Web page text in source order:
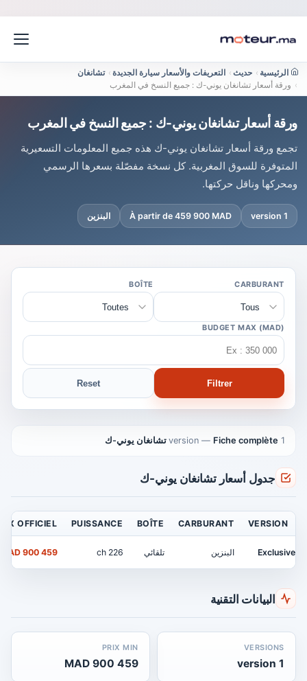
الرئيسية › حديث › التعريفات والأسعار سيارة الجديدة › تشانغان
› ورقة أسعار تشانغان يوني-ك : جميع النسخ في المغرب
ورقة أسعار تشانغان يوني-ك : جميع النسخ في المغرب
تجمع ورقة أسعار تشانغان يوني-ك هذه جميع المعلومات التسعيرية
المتوفرة للسوق المغربية. كل نسخة مفصّلة بسعرها الرسمي
ومحركها وناقل حركتها.
1 version
À partir de 459 900 MAD البنزين
CARBURANT
BOÎTE
BUDGET MAX (MAD)
Filtrer
Reset
1 version
— Fiche complète تشانغان يوني-ك
جدول أسعار تشانغان يوني-ك
VERSION
CARBURANT
BOÎTE
PUISSANCE
OFFICIEL
Exclusive البنزين تلقائي 226 ch
459 900 MAD
البيانات التقنية
VERSIONS
1 version
PRIX MIN
459 900 MAD